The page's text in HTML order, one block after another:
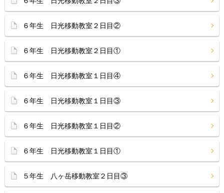
６年生 日光移動教室２日目②
６年生 日光移動教室２日目①
６年生 日光移動教室１日目④
６年生 日光移動教室１日目③
６年生 日光移動教室１日目②
６年生 日光移動教室１日目①
５年生 八ヶ岳移動教室２日目③